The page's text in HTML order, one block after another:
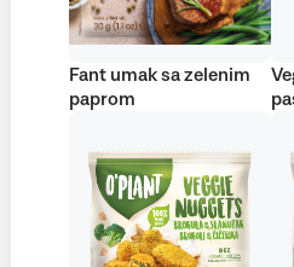
Fant umak sa zelenim
paprom